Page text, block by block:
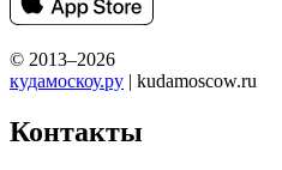
© 2013–2026
кудамоскоу.ру | kudamoscow.ru
Контакты